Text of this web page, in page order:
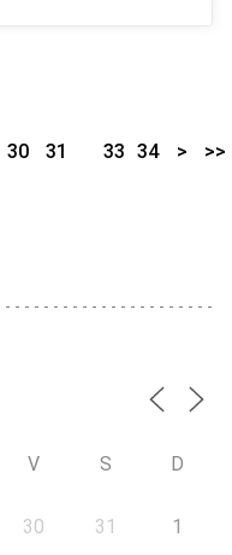
30
31
33 34 > >>
V S D
30 31 1